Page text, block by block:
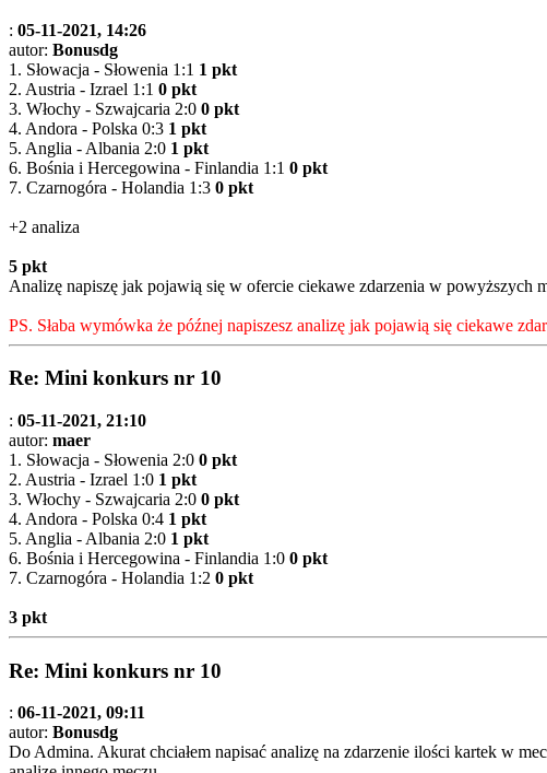
: 05-11-2021, 14:26
autor: Bonusdg
1. Słowacja - Słowenia 1:1 1 pkt
2. Austria - Izrael 1:1 0 pkt
3. Włochy - Szwajcaria 2:0 0 pkt
4. Andora - Polska 0:3 1 pkt
5. Anglia - Albania 2:0 1 pkt
6. Bośnia i Hercegowina - Finlandia 1:1 0 pkt
7. Czarnogóra - Holandia 1:3 0 pkt
+2 analiza
5 pkt
Analizę napiszę jak pojawią się w ofercie ciekawe zdarzenia w powyższych
PS. Słaba wymówka że późnej napiszesz analizę jak pojawią się ciekawe
Re: Mini konkurs nr 10
: 05-11-2021, 21:10
autor: maer
1. Słowacja - Słowenia 2:0 0 pkt
2. Austria - Izrael 1:0 1 pkt
3. Włochy - Szwajcaria 2:0 0 pkt
4. Andora - Polska 0:4 1 pkt
5. Anglia - Albania 2:0 1 pkt
6. Bośnia i Hercegowina - Finlandia 1:0 0 pkt
7. Czarnogóra - Holandia 1:2 0 pkt
3 pkt
Re: Mini konkurs nr 10
: 06-11-2021, 09:11
autor: Bonusdg
Do Admina. Akurat chciałem napisać analizę na zdarzenie ilości kartek w